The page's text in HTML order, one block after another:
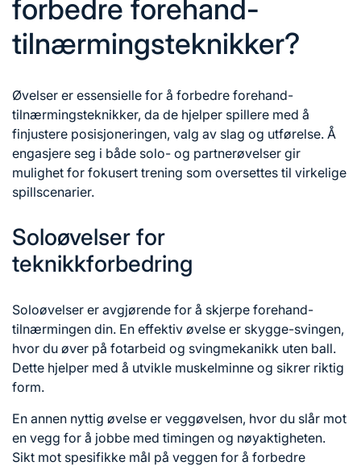
forbedre forehand-
tilnærmingsteknikker?
Øvelser er essensielle for å forbedre forehand-
tilnærmingsteknikker, da de hjelper spillere med å
finjustere posisjoneringen, valg av slag og utførelse. Å
engasjere seg i både solo- og partnerøvelser gir
mulighet for fokusert trening som oversettes til virkelige
spillscenarier.
Soloøvelser for
teknikkforbedring
Soloøvelser er avgjørende for å skjerpe forehand-
tilnærmingen din. En effektiv øvelse er skygge-svingen,
hvor du øver på fotarbeid og svingmekanikk uten ball.
Dette hjelper med å utvikle muskelminne og sikrer riktig
form.
En annen nyttig øvelse er veggøvelsen, hvor du slår mot
en vegg for å jobbe med timingen og nøyaktigheten.
Sikt mot spesifikke mål på veggen for å forbedre